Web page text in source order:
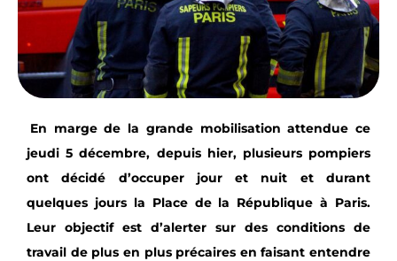
En marge de la grande mobilisation attendue ce
jeudi 5 décembre, depuis hier, plusieurs pompiers
ont décidé d’occuper jour et nuit et durant
quelques jours la Place de la République à Paris.
Leur objectif est d’alerter sur des conditions de
travail de plus en plus précaires en faisant entendre